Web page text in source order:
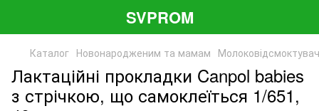
SVPROM
Каталог Новонародженим та мамам
Лактаційні прокладки Canpol babies
з стрічкою, що самоклеїться 1/651,